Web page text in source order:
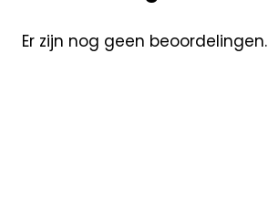
Er zijn nog geen beoordelingen.